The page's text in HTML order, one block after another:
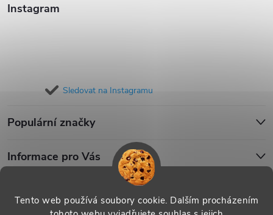
Tento web používá soubory cookie. Dalším procházením
Instagram
Sledovat na Instagramu
Populární značky
Informace pro Vás